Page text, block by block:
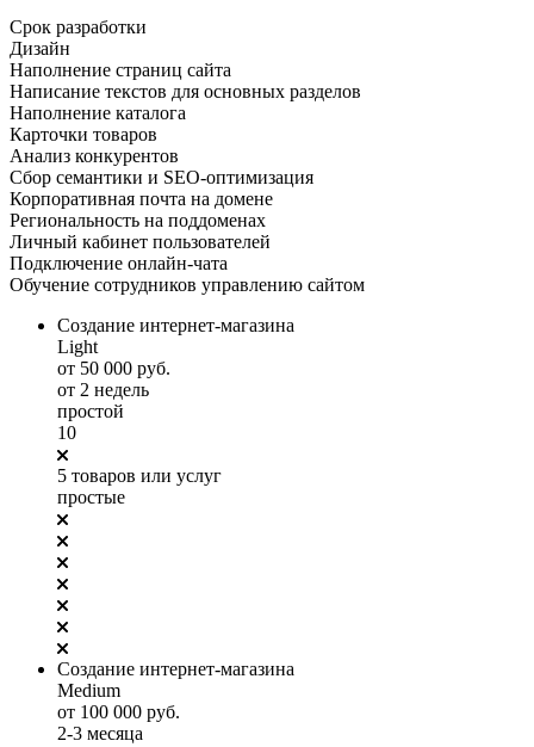
Срок разработки
Дизайн
Наполнение страниц сайта
Написание текстов для основных разделов
Наполнение каталога
Карточки товаров
Анализ конкурентов
Сбор семантики и SEO-оптимизация
Корпоративная почта на домене
Региональность на поддоменах
Личный кабинет пользователей
Подключение онлайн-чата
Обучение сотрудников управлению сайтом
Создание интернет-магазина
Light
от 50 000 руб.
от 2 недель
простой
10
5 товаров или услуг
простые
Создание интернет-магазина
Medium
от 100 000 руб.
2-3 месяца